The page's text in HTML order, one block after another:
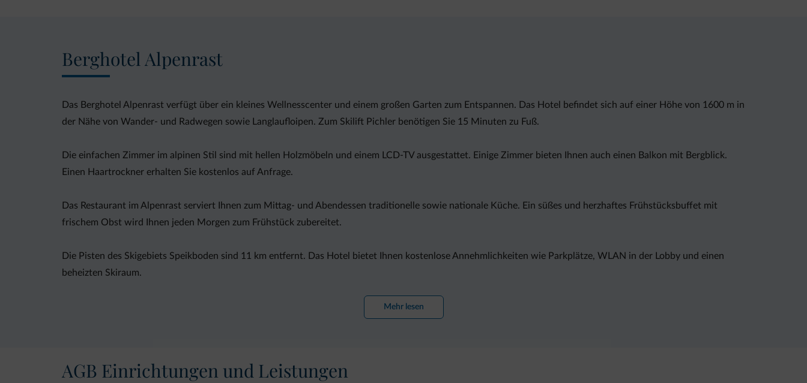
Berghotel Alpenrast
Das Berghotel Alpenrast verfügt über ein kleines Wellnesscenter und einem großen Garten zum Entspannen. Das Hotel befindet sich auf einer Höhe von 1600 m in
der Nähe von Wander- und Radwegen sowie Langlaufloipen. Zum Skilift Pichler benötigen Sie 15 Minuten zu Fuß.
Die einfachen Zimmer im alpinen Stil sind mit hellen Holzmöbeln und einem LCD-TV ausgestattet. Einige Zimmer bieten Ihnen auch einen Balkon mit Bergblick.
Einen Haartrockner erhalten Sie kostenlos auf Anfrage.
Das Restaurant im Alpenrast serviert Ihnen zum Mittag- und Abendessen traditionelle sowie nationale Küche. Ein süßes und herzhaftes Frühstücksbuffet mit
frischem Obst wird Ihnen jeden Morgen zum Frühstück zubereitet.
Die Pisten des Skigebiets Speikboden sind 11 km entfernt. Das Hotel bietet Ihnen kostenlose Annehmlichkeiten wie Parkplätze, WLAN in der Lobby und einen
beheizten Skiraum.
Mehr lesen
AGB Einrichtungen und Leistungen